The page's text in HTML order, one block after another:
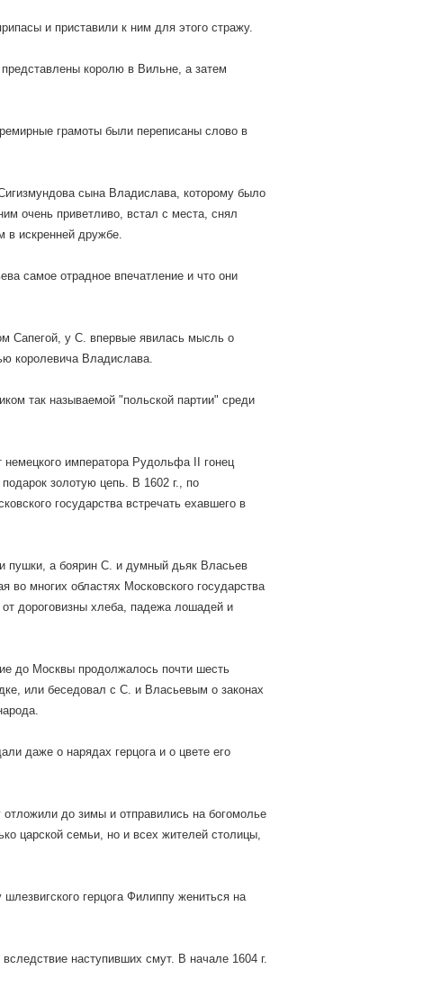
и приставили к ним для этого стражу.
королю в Вильне, а затем
грамоты были переписаны слово в
сына Владислава, которому было
очень приветливо, встал с места, снял
в искренней дружбе.
самое отрадное впечатление и что они
Сапегой, у С. впервые явилась мысль о
королевича Владислава.
так называемой "польской партии" среди
императора Рудольфа II гонец
золотую цепь. В 1602 г., по
государства встречать ехавшего в
пушки, а боярин С. и думный дьяк Власьев
во многих областях Московского государства
дороговизны хлеба, падежа лошадей и
до Москвы продолжалось почти шесть
или беседовал с С. и Власьевым о законах
даже о нарядах герцога и о цвете его
до зимы и отправились на богомолье
царской семьи, но и всех жителей столицы,
герцога Филиппу жениться на
наступивших смут. В начале 1604 г.